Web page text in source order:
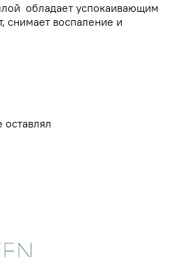
обладает успокаивающим
снимает воспаление и
сияющей и
эффектом, повышает
и увлажняет
азиатской